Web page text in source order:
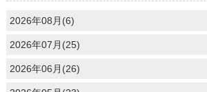
2026年08月(6)
2026年07月(25)
2026年06月(26)